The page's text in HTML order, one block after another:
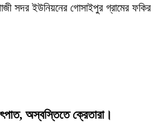
সদর ইউনিয়নের গোসাইপুর গ্রামের ফকির
অস্বস্তিতে ক্রেতারা।